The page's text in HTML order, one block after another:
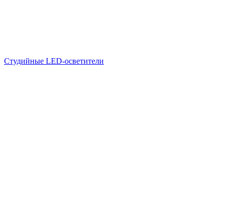
Студийные LED-осветители